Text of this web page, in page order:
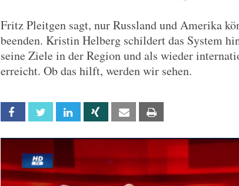
Fritz Pleitgen sagt, nur Russland und Amerika
beenden. Kristin Helberg schildert das System
seine Ziele in der Region und als wieder
erreicht. Ob das hilft, werden wir sehen.
Facebook Twitter Linkedin Xing Email